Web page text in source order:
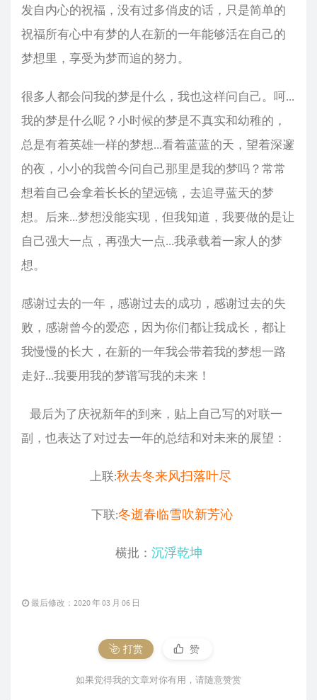
发自内心的祝福，没有过多俏皮的话，只是简单的
祝福所有心中有梦的人在新的一年能够活在自己的
梦想里，享受为梦而追的努力。
很多人都会问我的梦是什么，我也这样问自己。呵...
我的梦是什么呢？小时候的梦是不真实和幼稚的，
总是有着英雄一样的梦想...看着蓝蓝的天，望着深邃
的夜，小小的我曾今问自己那里是我的梦吗？常常
想着自己会拿着长长的望远镜，去追寻蓝天的梦
想。后来...梦想没能实现，但我知道，我要做的是让
自己强大一点，再强大一点...我承载着一家人的梦
想。
感谢过去的一年，感谢过去的成功，感谢过去的失
败，感谢曾今的爱恋，因为你们都让我成长，都让
我慢慢的长大，在新的一年我会带着我的梦想一路
走好...我要用我的梦谱写我的未来！
最后为了庆祝新年的到来，贴上自己写的对联一
副，也表达了对过去一年的总结和对未来的展望：
上联:秋去冬来风扫落叶尽
下联:冬逝春临雪吹新芳沁
横批： 沉浮乾坤
最后修改：2020 年 03 月 06 日
打赏 赞
如果觉得我的文章对你有用，请随意赞赏